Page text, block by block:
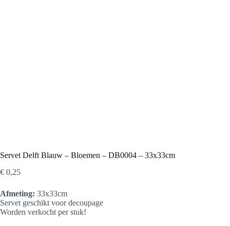
Servet Delft Blauw – Bloemen – DB0004 – 33x33cm
€ 0,25
Afmeting: 33x33cm
Servet geschikt voor decoupage
Worden verkocht per stuk!